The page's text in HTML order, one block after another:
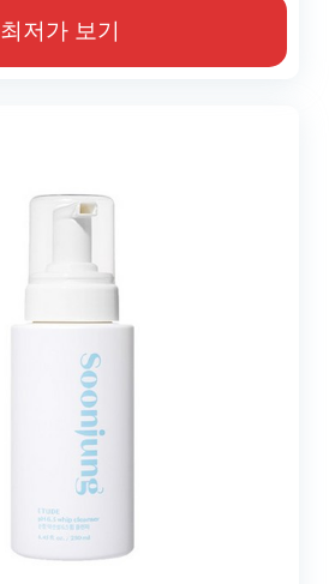
최저가 보기